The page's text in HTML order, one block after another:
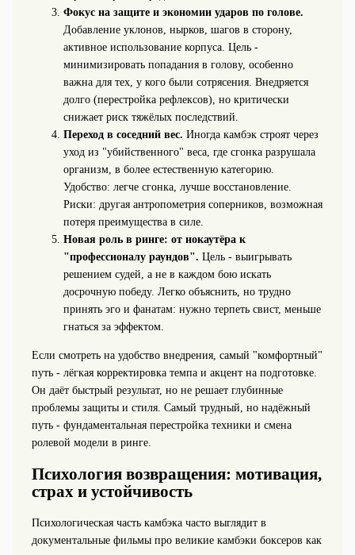
Фокус на защите и экономии ударов по голове.
Добавление уклонов, нырков, шагов в сторону,
активное использование корпуса. Цель -
минимизировать попадания в голову, особенно
важна для тех, у кого были сотрясения. Внедряется
долго (перестройка рефлексов), но критически
снижает риск тяжёлых последствий.
Переход в соседний вес. Иногда камбэк строят через
уход из "убийственного" веса, где сгонка разрушала
организм, в более естественную категорию.
Удобство: легче сгонка, лучше восстановление.
Риски: другая антропометрия соперников, возможная
потеря преимущества в силе.
Новая роль в ринге: от нокаутёра к
"профессионалу раундов". Цель - выигрывать
решением судей, а не в каждом бою искать
досрочную победу. Легко объяснить, но трудно
принять эго и фанатам: нужно терпеть свист, меньше
гнаться за эффектом.
Если смотреть на удобство внедрения, самый "комфортный"
путь - лёгкая корректировка темпа и акцент на подготовке.
Он даёт быстрый результат, но не решает глубинные
проблемы защиты и стиля. Самый трудный, но надёжный
путь - фундаментальная перестройка техники и смена
ролевой модели в ринге.
Психология возвращения: мотивация,
страх и устойчивость
Психологическая часть камбэка часто выглядит в
документальные фильмы про великие камбэки боксеров как